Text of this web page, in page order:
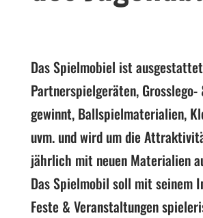
Das Spielmobiel ist
Partnerspielgeräten, Grosslego-
gewinnt, Ballspielmaterialien,
uvm. und wird um die
jährlich mit neuen Materialien
Das Spielmobil soll mit seinem
Feste & Veranstaltungen